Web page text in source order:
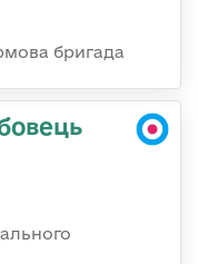
бригада